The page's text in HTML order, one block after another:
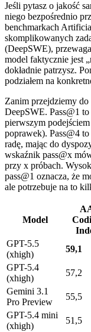
Jeśli pytasz o jakość
niego bezpośrednio
benchmarkach
skomplikowanych
(DeepSWE),
model faktycznie jest
dokładnie patrzysz.
podziałem na
Zanim przejdziemy
DeepSWE. Pass@1
pierwszym
poprawek). Pass@4
radę, mając do
wskaźnik pass@x
przy x próbach.
pass@1 oznacza, że
ale potrzebuje na to
Model
GPT-5.5
(xhigh)
59,1
GPT-5.4
(xhigh)
57,2
Gemini 3.1
Pro Preview
55,5
GPT-5.4 mini
(xhigh)
51,5